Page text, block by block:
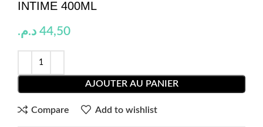
INTIME 400ML
44,50 د.م.
AJOUTER AU PANIER
Compare Add to wishlist